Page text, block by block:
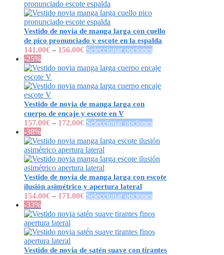
Vestido de novia de manga larga con cuello
de pico pronunciado y escote en la espalda
141.00€ – 156.00€ Seleccionar opciones
-25%
Vestido de novia de manga larga con
cuerpo de encaje y escote en V
157.00€ – 172.00€ Seleccionar opciones
-38%
Vestido de novia de manga larga con escote
ilusión asimétrico y apertura lateral
154.00€ – 171.00€ Seleccionar opciones
-33%
Vestido de novia de satén suave con tirantes